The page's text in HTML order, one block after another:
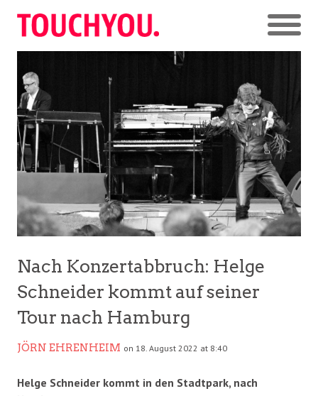
Nach Konzertabbruch: Helge
Schneider kommt auf seiner
Tour nach Hamburg
JÖRN EHRENHEIM on 18. August 2022 at 8:40
Helge Schneider kommt in den Stadtpark, nach